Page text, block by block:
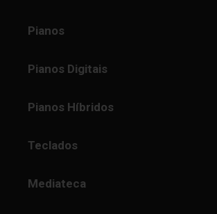
Pianos
Pianos Digitais
Pianos Híbridos
Teclados
Mediateca